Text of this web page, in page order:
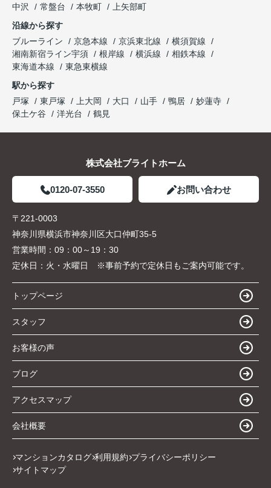
中沢
常盤台 本牧町
上矢部町
沿線から探す
ブルーライン
京急本線 京浜東北線
横須賀線
湘南新宿ライン宇須
根岸線 横浜線
相鉄本線
東海道本線
東急東横線
駅から探す
戸塚
東戸塚 上大岡 大口 山手 鴨居
妙蓮寺
保土ケ谷
洋光台 鶴見
株式会社ブライトホーム
0120-07-3550 お問い合わせ
〒221-0003
神奈川県横浜市神奈川区大口仲町35-5
営業時間： 09：00～19：30
定休日： 火・水曜日 ※事前予約で定休日もご案内可能です。
トップページ
スタッフ
お客様の声
ブログ
アクセスマップ
会社概要
マンションカタログ 利用規約 プライバシーポリシー
サイトマップ